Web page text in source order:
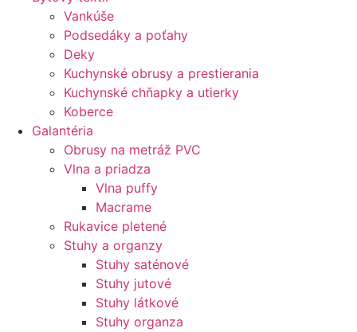
Vankúše
Podsedáky a poťahy
Deky
Kuchynské obrusy a prestierania
Kuchynské chňapky a utierky
Koberce
Galantéria
Obrusy na metráž PVC
Vlna a priadza
Vlna puffy
Macrame
Rukavice pletené
Stuhy a organzy
Stuhy saténové
Stuhy jutové
Stuhy látkové
Stuhy organza